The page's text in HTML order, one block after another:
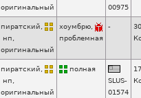
оригинальный
00975
пиратский,
нп
оригинальный
хоумбрю,
проблемная
-
пиратский,
нп
оригинальный
полная
SLUS-
01574